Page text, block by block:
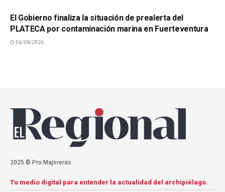
El Gobierno finaliza la situación de prealerta del
PLATECA por contaminación marina en Fuerteventura
06/08/2026
2025 © Pro.Majoreras
Tu medio digital para entender la actualidad del archipiélago.